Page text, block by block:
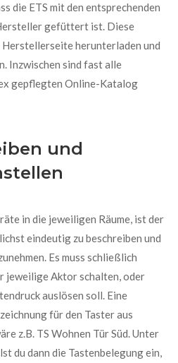
die ETS mit den entsprechenden
gefüttert ist. Diese
herunterladen und
Inzwischen sind fast alle
gepflegten Online-Katalog
und
in die jeweiligen Räume, ist der
eindeutigzu beschreiben und
Es muss schließlich
jeweilige Aktor schalten, oder
auslösen soll. Eine
für den Taster aus
z.B. TS Wohnen Tür Süd. Unter
du dann die Tastenbelegung ein,